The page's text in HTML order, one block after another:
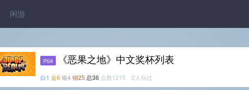
闲游
PS4 《恶果之地》中文奖杯列表
白1 金6 银4 铜25 总36 点数1215 2人玩过